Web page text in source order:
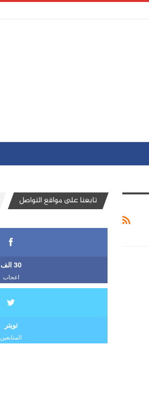
تابعنا على مواقع التواصل
30 الف
اعجاب
تويتر
المتابعين